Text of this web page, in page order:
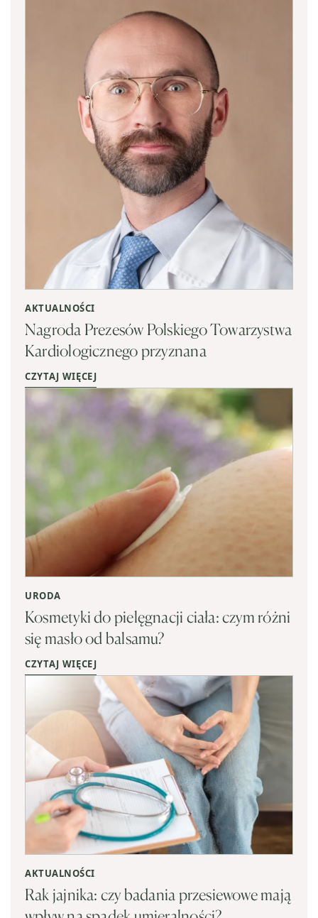
AKTUALNOŚCI
Nagroda Prezesów Polskiego Towarzystwa
Kardiologicznego przyznana
CZYTAJ WIĘCEJ
URODA
Kosmetyki do pielęgnacji ciała: czym różni
się masło od balsamu?
CZYTAJ WIĘCEJ
AKTUALNOŚCI
Rak jajnika: czy badania przesiewowe mają